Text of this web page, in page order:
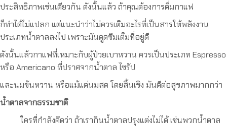
ประสิทธิภาพเช่นเดียวกัน ดังนั้นแล้ว ถ้าคุณต้องการดื่มกาแฟ
ก็ทำได้ไม่แปลก แต่แนะนำว่าไม่ควรเติมอะไรที่เป็นสารให้พลังงาน
ประเภทน้ำตาลลงไป เพราะมันดูดซึมเต็มที่อยู่ดี
ดังนั้นแล้วกาแฟที่เหมาะกับผู้ป่วยเบาหวาน ควรเป็นประเภท Espresso
หรือ Americano ที่ปราศจากน้ำตาล ไซรัป
และนมข้นหวาน หรือแม้แต่นมสด โดยสิ้นเชิง มันดีต่อสุขภาพมากกว่า
น้ำตาลจากธรรมชาติ
ใครที่กำลังคิดว่า ถ้าเรากินน้ำตาลปรุงแต่งไม่ได้ เช่นพวกน้ำตาล